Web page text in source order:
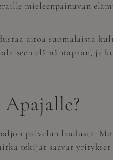
mieleenpainuvan
aitoa suomalaista
elämäntapaan, ja
palvelun laadusta.
tekijät saavat yritykset